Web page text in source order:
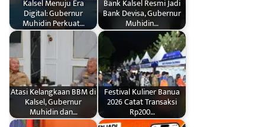
Kalsel Menuju Era
Digital: Gubernur
Muhidin Perkuat…
Bank Kalsel Resmi Jadi
Bank Devisa, Gubernur
Muhidin…
Atasi Kelangkaan BBM di
Kalsel, Gubernur
Muhidin dan…
Festival Kuliner Banua
2026 Catat Transaksi
Rp200…